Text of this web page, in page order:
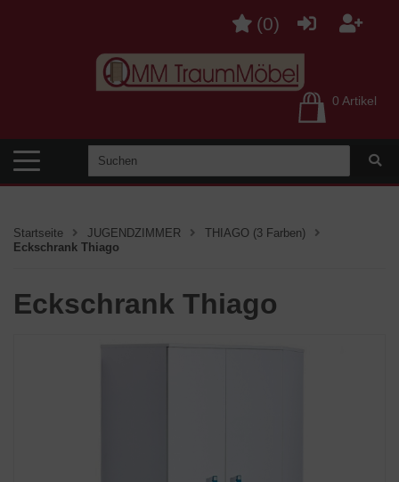
(0)
0 Artikel
Startseite JUGENDZIMMER
THIAGO (3 Farben)
Eckschrank Thiago
Eckschrank Thiago